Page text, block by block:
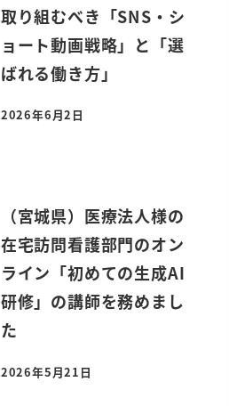
取り組むべき「SNS・シ
ョート動画戦略」と「選
ばれる働き方」
投稿日
2026年6月2日
（宮城県）医療法人様の
在宅訪問看護部門のオン
ライン「初めての生成AI
研修」の講師を務めまし
た
投稿日
2026年5月21日